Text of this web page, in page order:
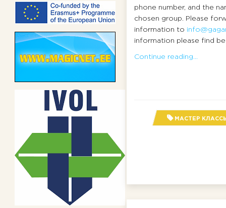
phone number, and the
chosen group. Please
information to
information please find
Continue reading...
МАСТЕР